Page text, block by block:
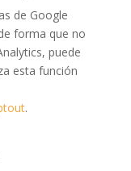
de Google
forma que no
puede
esta función
.